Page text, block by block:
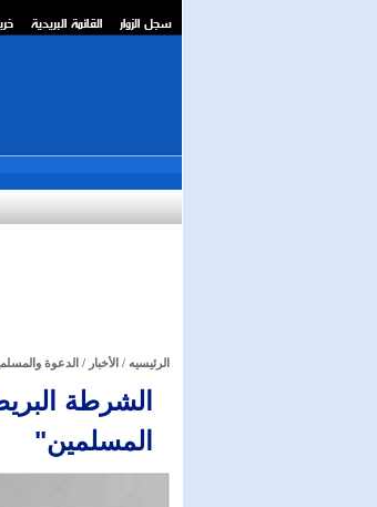
سجل الزوار القائمة البريدية
الرئيسيه / الأخبار / الدعوة
الشرطة
المسلمين"